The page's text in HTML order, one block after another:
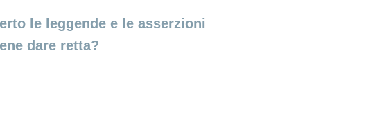
le leggende e le asserzioni
dare retta?